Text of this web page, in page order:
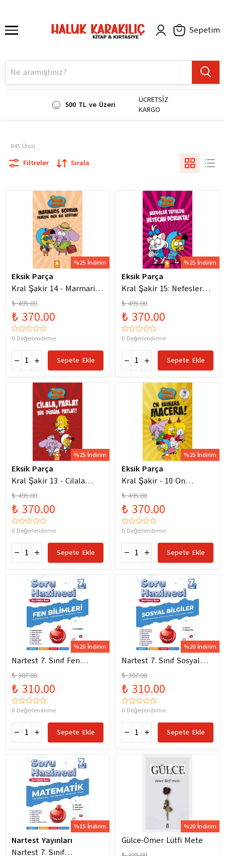
Sepetim
500 TL ve Üzeri
ÜCRETSİZ
KARGO
845 Ürün
Filtreler Sırala
%25 İndirim
Eksik Parça
Kral Şakir 14 - Marmaris
Bodrum Denizde Mor Bir
Hortum
₺ 495.00
₺ 370.00
0 Değerlendirme
Sepete Ekle
%25 İndirim
Eksik Parça
Kral Şakir 15: Nefesler
Tutuldu Heyecan Dorukta
₺ 495.00
₺ 370.00
0 Değerlendirme
Sepete Ekle
%25 İndirim
Eksik Parça
Kral Şakir 13 - Cilala
Parlat Bir Dürüm Patlat!
₺ 495.00
₺ 370.00
0 Değerlendirme
Sepete Ekle
%25 İndirim
Eksik Parça
Kral Şakir - 10 On
Numara Macera Ciltli
₺ 495.00
₺ 370.00
0 Değerlendirme
Sepete Ekle
%20 İndirim
Nartest 7. Sınıf Fen
Bilimleri Soru Hazinesi
Yeni Maarif Modele
Uygun
₺ 387.00
₺ 310.00
0 Değerlendirme
Sepete Ekle
%20 İndirim
Nartest 7. Sınıf Sosyal
Bilgiler Soru Hazinesi
Yeni Maarif Modele
Uygun
₺ 387.00
₺ 310.00
0 Değerlendirme
Sepete Ekle
%15 İndirim
Nartest Yayınları
Nartest 7. Sınıf
%20 İndirim
Gülce-Ömer Lütfi Mete